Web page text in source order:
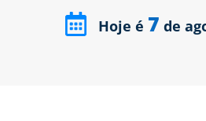
Hoje é 7 de